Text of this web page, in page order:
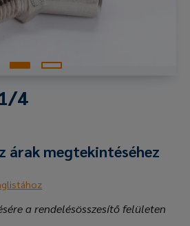
4
árak megtekintéséhez
a rendelésösszesítő felületen